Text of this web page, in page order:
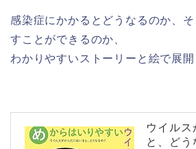
感染症にかかるとどうなるのか、
すことができるのか、
わかりやすいストーリーと絵で展開
ウイルス
と、ど